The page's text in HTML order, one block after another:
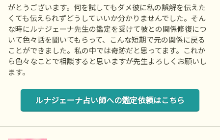
がとうございます。何を試してもダメ彼に私の誤解を伝えた
くても伝えられずどうしていいか分かりませんでした。そん
な時にルナジェーナ先生の鑑定を受けて彼との関係修復につ
いて色々話を聞いてもらって、こんな短期で元の関係に戻る
ことができました。私の中では奇跡だと思ってます。これか
ら色々なことで相談すると思いますが先生よろしくお願いし
ます。
ルナジェーナ占い師への鑑定依頼はこちら